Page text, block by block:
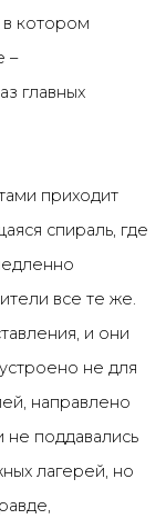
в котором
–
главных
приходит
спираль, где
все те же.
и они
не для
направлено
не поддавались
лагерей, но